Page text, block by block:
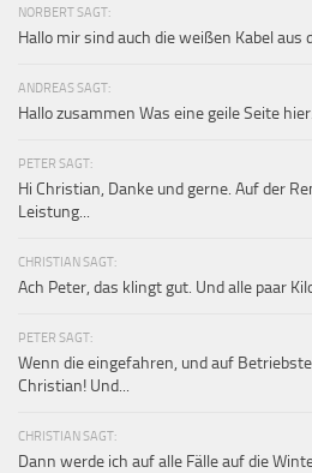
NORBERT SAGT:
Hallo mir sind auch die weißen Kabel aus
ANDREAS SAGT:
Hallo zusammen Was eine geile Seite
PETER SAGT:
Hi Christian, Danke und gerne. Auf der
Leistung...
CHRISTIAN SAGT:
Ach Peter, das klingt gut. Und alle paar
PETER SAGT:
Wenn die eingefahren, und auf
Christian! Und...
CHRISTIAN SAGT:
Dann werde ich auf alle Fälle auf die